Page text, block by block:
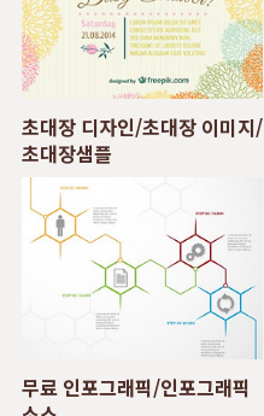
초대장 디자인/초대장 이미지/
초대장샘플
무료 인포그래픽/인포그래픽